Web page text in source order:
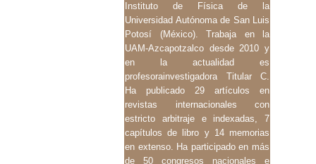
Instituto de Física de la
Universidad Autónoma de San Luis
Potosí (México). Trabaja en la
UAM-Azcapotzalco desde 2010 y
en la actualidad es
profesorainvestigadora Titular C.
Ha publicado 29 artículos en
revistas internacionales con
estricto arbitraje e indexadas, 7
capítulos de libro y 14 memorias
en extenso. Ha participado en más
de 50 congresos nacionales e